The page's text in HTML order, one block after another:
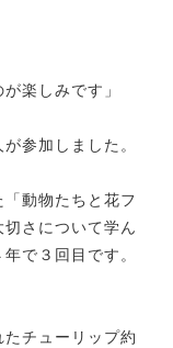
楽しみです」
参加しました。
動物たちと花フ
さについて学ん
で３回目です。
チューリップ約